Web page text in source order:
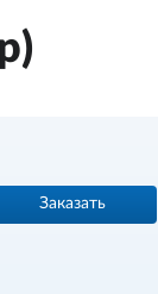
Заказать